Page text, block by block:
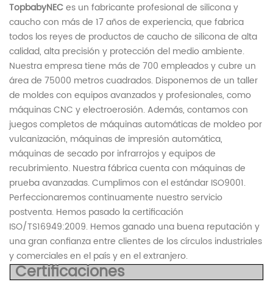
TopbabyNECes un fabricante profesional de silicona y
caucho con más de 17 años de experiencia, que fabrica
todos los reyes de productos de caucho de silicona de alta
calidad, alta precisión y protección del medio ambiente.
Nuestra empresa tiene más de 700 empleados y cubre un
área de 75000 metros cuadrados. Disponemos de un taller
de moldes con equipos avanzados y profesionales, como
máquinas CNC y electroerosión. Además, contamos con
juegos completos de máquinas automáticas de moldeo por
vulcanización, máquinas de impresión automática,
máquinas de secado por infrarrojos y equipos de
recubrimiento. Nuestra fábrica cuenta con máquinas de
prueba avanzadas. Cumplimos con el estándar ISO9001.
Perfeccionaremos continuamente nuestro servicio
postventa. Hemos pasado la certificación
ISO/TS16949:2009. Hemos ganado una buena reputación y
una gran confianza entre clientes de los círculos industriales
y comerciales en el país y en el extranjero.
Certificaciones